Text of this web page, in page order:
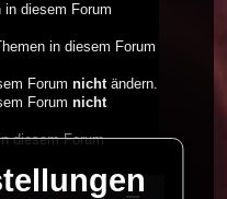
in diesem Forum
in diesem Forum
Forum nichtändern.
Forum nicht
diesem Forum